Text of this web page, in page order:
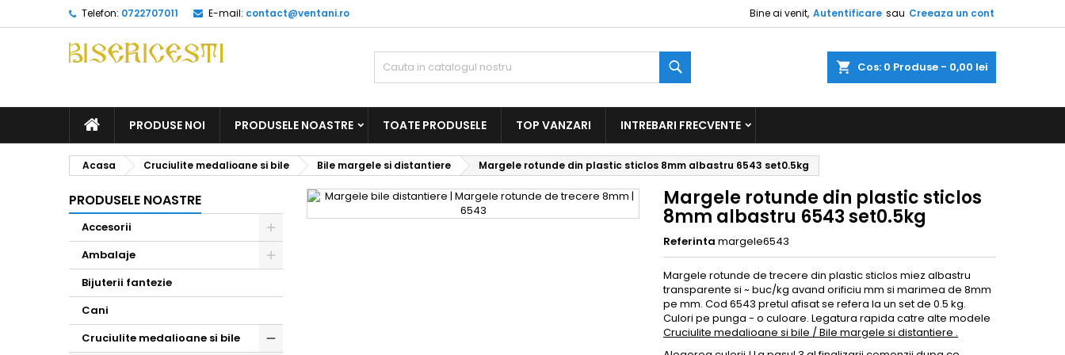
Telefon: 0722707011 E-mail: contact@ventani.ro Bine ai venit, Autentificare sau Creeaza un cont
Cos 0 Produse - 0,00 lei
ACASAPRODUSE NOI PRODUSELE NOASTRE TOATE PRODUSELE TOP VANZARI INTREBARI FRECVENTE
Acasa Cruciulite medalioane si bile Bile margele si distantiere Margele rotunde din plastic sticlos 8mm albastru 6543 set0.5kg
PRODUSELE NOASTRE
Accesorii
Ambalaje
Bijuterii fantezie
Cani
Cruciulite medalioane si bile
Margele rotunde din plastic sticlos
8mm albastru 6543 set0.5kg
Referinta margele6543
Margele rotunde de trecere din plastic sticlos miez albastru
transparente si ~ buc/kg avand orificiu mm si marimea de 8mm
pe mm. Cod 6543 pretul afisat se refera la un set de 0.5 kg.
Culori pe punga - o culoare. Legatura rapida catre alte modele
Cruciulite medalioane si bile / Bile margele si distantiere .